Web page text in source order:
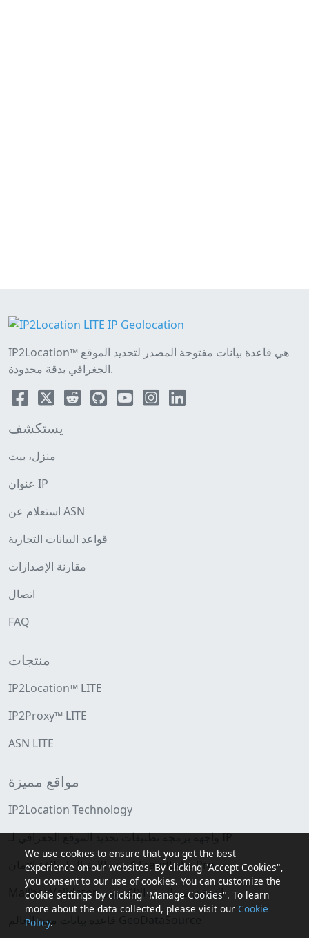
IP2Location™ هي قاعدة بيانات مفتوحة المصدر لتحديد الموقع
الجغرافي بدقة محدودة.
يستكشف
منزل، بيت
عنوان IP
استعلام عن ASN
قواعد البيانات التجارية
مقارنة الإصدارات
اتصال
FAQ
منتجات
IP2Location™ LITE
IP2Proxy™ LITE
ASN LITE
مواقع مميزة
IP2Location Technology
واجهة برمجة تطبيقات تحديد الموقع الجغرافي لـ IP
كشف الاحتيال لبطاقة ائتمان FraudLabs Pro
MailboxValidator التحقق من البريد الإلكتروني
قاعدة بيانات مدن العالم GeoDataSource
We use cookies to ensure that you get the best
experience on our websites. By clicking "Accept Cookies",
you consent to our use of cookies. You can customize the
cookie settings by clicking "Manage Cookies". To learn
more about the data collected, please visit our Cookie
Policy.